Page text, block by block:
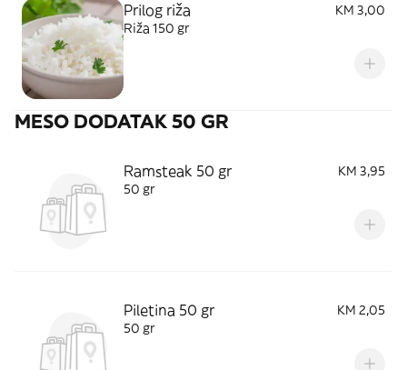
Prilog riža
KM 3,00
Riža 150 gr
MESO DODATAK 50 GR
Ramsteak 50 gr
KM 3,95
50 gr
Piletina 50 gr
KM 2,05
50 gr